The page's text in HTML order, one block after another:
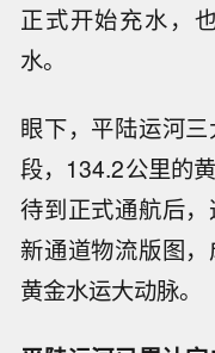
正式开始充水，
水。
眼下，平陆运河
段，134.2公里的
待到正式通航后
新通道物流版图
黄金水运大动脉。